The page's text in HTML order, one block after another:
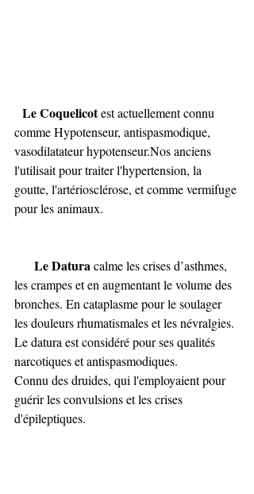
Le Coquelicot est actuellement connu
comme Hypotenseur, antispasmodique,
vasodilatateur hypotenseur.Nos anciens
l'utilisait pour traiter l'hypertension, la
goutte, l'artériosclérose, et comme vermifuge
pour les animaux.
Le Datura calme les crises d’asthmes,
les crampes et en augmentant le volume des
bronches. En cataplasme pour le soulager
les douleurs rhumatismales et les névralgies.
Le datura est considéré pour ses qualités
narcotiques et antispasmodiques.
Connu des druides, qui l'employaient pour
guérir les convulsions et les crises
d'épileptiques.